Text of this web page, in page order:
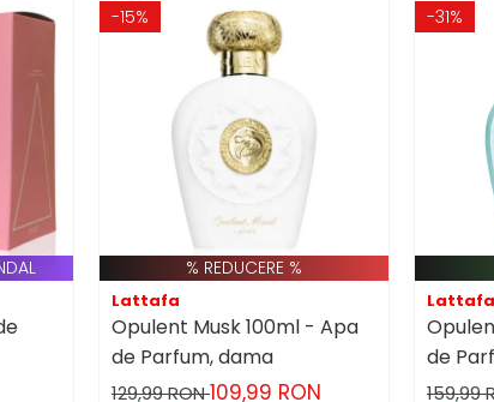
-15%
% REDUCERE %
Lattafa
Opulent Musk 100ml - Apa
de Parfum, dama
129,99 RON109,99 RON
-31%
Lattafa
de
159,99